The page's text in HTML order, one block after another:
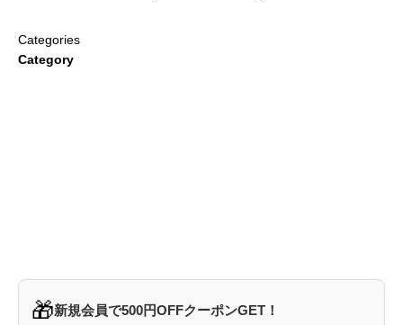
Categories
Category
🎁新規会員で500円OFFクーポンGET！